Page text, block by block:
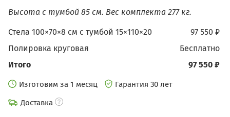
Высота с тумбой 85 см. Вес комплекта 277 кг.
97 550 ₽
Стела 100×70×8 см с тумбой 15×110×20
бесплатно
Полировка круговая
97 550 ₽
Итого
Изготовим за 1 месяц
Гарантия 30 лет
Доставка